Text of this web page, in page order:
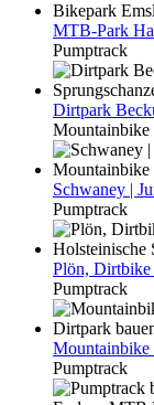
MTB-Park
Pumptrack
Dirtpark
Mountainbike
Schwaney |
Pumptrack
Plön,
Pumptrack
Mountainbike
Pumptrack